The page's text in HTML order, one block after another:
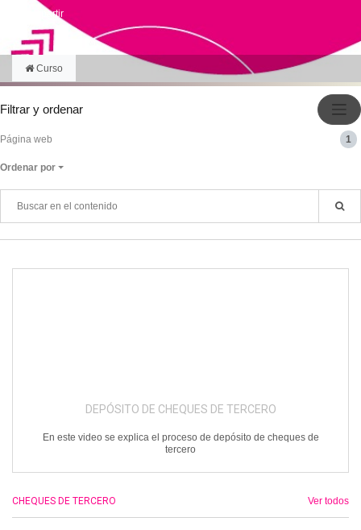
Compartir
Curso
Filtrar y ordenar
Página web 1
Ordenar por
DEPÓSITO DE CHEQUES DE TERCERO
En este video se explica el proceso de depósito de cheques de
tercero
CHEQUES DE TERCERO Ver todos